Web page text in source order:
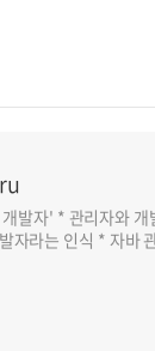
발자' * 관리자와
자라는 인식 * 자바